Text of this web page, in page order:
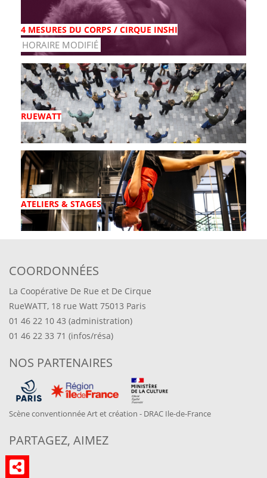
4 MESURES DU CORPS / CIRQUE INSHI
HORAIRE MODIFIÉ
RUEWATT
ATELIERS & STAGES
COORDONNÉES
La Coopérative De Rue et De Cirque
RueWATT, 18 rue Watt 75013 Paris
01 46 22 10 43 (administration)
01 46 22 33 71 (infos/résa)
NOS PARTENAIRES
Scène conventionnée Art et création - DRAC Ile-de-France
PARTAGEZ, AIMEZ